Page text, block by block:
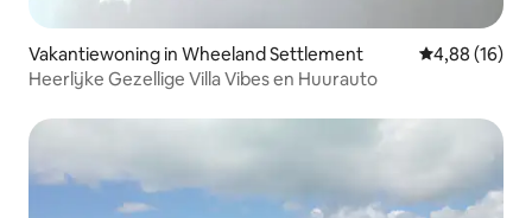
Vakantiewoning in Wheeland Settlement Gemiddelde
4,88 (16)
Heerlijke Gezellige Villa Vibes en Huurauto